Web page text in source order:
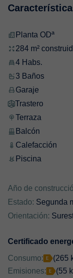
Planta ODª
284 m²
4 Habs.
3 Baños
Garaje
Trastero
Terraza
Balcón
Calefacción
Piscina
Año de
Estado: Segunda
Orientación:
Certificado
Consumo:
(265
Emisiones:
(55